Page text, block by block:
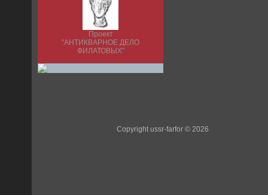
Проект
"АНТИКВАРНОЕ ДЕЛО
ФИЛАТОВЫХ"
Copyright ussr-farfor © 2026